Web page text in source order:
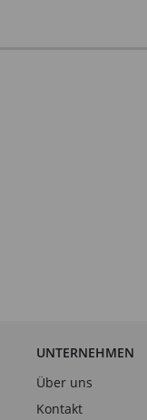
UNTERNEHMEN
Über uns
Kontakt